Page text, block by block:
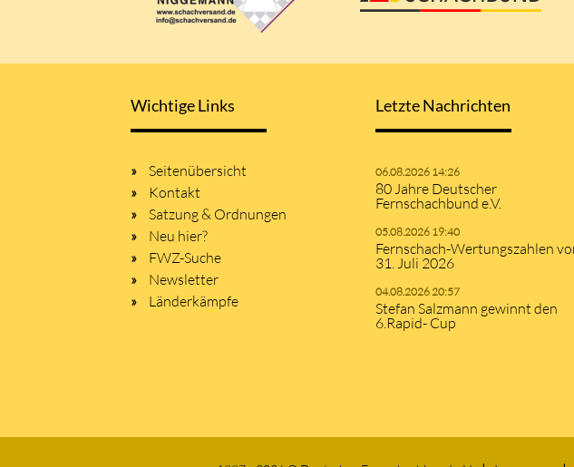
Wichtige Links
Seitenübersicht
Kontakt
Satzung & Ordnungen
Neu hier?
FWZ-Suche
Newsletter
Länderkämpfe
Letzte Nachrichten
06.08.2026 14:26
80 Jahre Deutscher
Fernschachbund e.V.
05.08.2026 19:40
Fernschach-Wertungszahlen
31. Juli 2026
04.08.2026 20:57
Stefan Salzmann gewinnt den
6.Rapid- Cup